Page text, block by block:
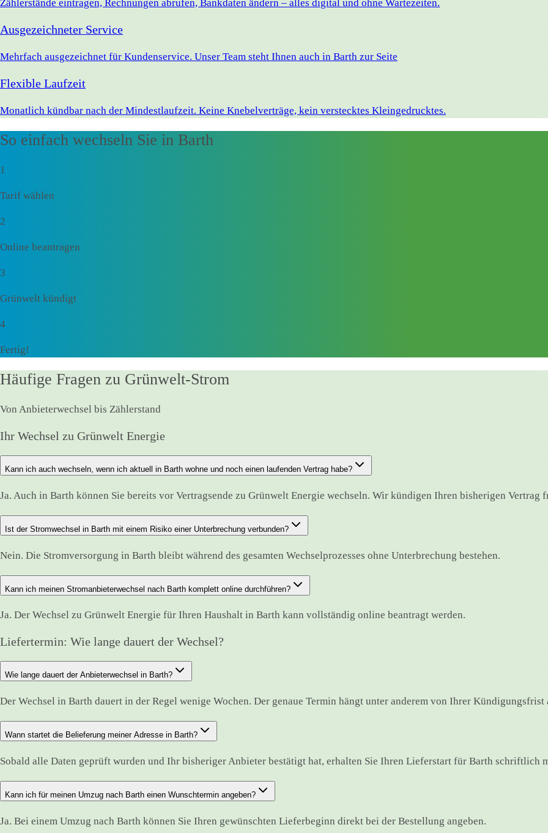
Zählerstände eintragen, Rechnungen abrufen, Bankdaten ändern – alles digital und ohne Wartezeiten.
Ausgezeichneter Service
Mehrfach ausgezeichnet für Kundenservice. Unser Team steht Ihnen auch in Barth zur Seite
Flexible Laufzeit
Monatlich kündbar nach der Mindestlaufzeit. Keine Knebelverträge, kein verstecktes Kleingedrucktes.
So einfach wechseln Sie in Barth
1
Tarif wählen
2
Online beantragen
3
Grünwelt kündigt
4
Fertig!
Häufige Fragen zu Grünwelt-Strom
Von Anbieterwechsel bis Zählerstand
Ihr Wechsel zu Grünwelt Energie
Kann ich auch wechseln, wenn ich aktuell in Barth wohne und noch einen laufenden Vertrag habe?
Ja. Auch in Barth können Sie bereits vor Vertragsende zu Grünwelt Energie wechseln. Wir kündigen Ihren bisherigen Vertrag
Ist der Stromwechsel in Barth mit einem Risiko einer Unterbrechung verbunden?
Nein. Die Stromversorgung in Barth bleibt während des gesamten Wechselprozesses ohne Unterbrechung bestehen.
Kann ich meinen Stromanbieterwechsel nach Barth komplett online durchführen?
Ja. Der Wechsel zu Grünwelt Energie für Ihren Haushalt in Barth kann vollständig online beantragt werden.
Liefertermin: Wie lange dauert der Wechsel?
Wie lange dauert der Anbieterwechsel in Barth?
Der Wechsel in Barth dauert in der Regel wenige Wochen. Der genaue Termin hängt unter anderem von Ihrer Kündigungsfrist
Wann startet die Belieferung meiner Adresse in Barth?
Sobald alle Daten geprüft wurden und Ihr bisheriger Anbieter bestätigt hat, erhalten Sie Ihren Lieferstart für Barth schriftlich
Kann ich für meinen Umzug nach Barth einen Wunschtermin angeben?
Ja. Bei einem Umzug nach Barth können Sie Ihren gewünschten Lieferbeginn direkt bei der Bestellung angeben.